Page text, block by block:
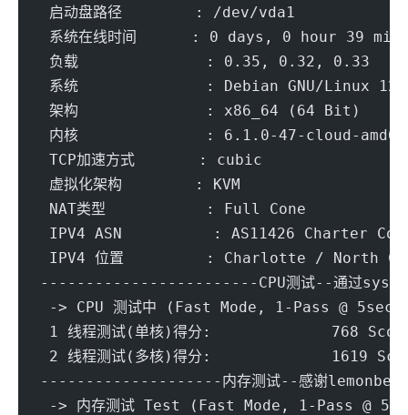
启动盘路径        : /dev/vda1
系统在线时间      : 0 days, 0 hour 39 min
负载              : 0.35, 0.32, 0.33
系统              : Debian GNU/Linux 12
架构              : x86_64 (64 Bit)
内核              : 6.1.0-47-cloud-amd64
TCP加速方式       : cubic
虚拟化架构        : KVM
NAT类型           : Full Cone
IPV4 ASN          : AS11426 Charter
IPV4 位置         : Charlotte / North
------------------------CPU测试--通过
-> CPU 测试中 (Fast Mode, 1-Pass @ 5sec)
1 线程测试(单核)得分: 		768
2 线程测试(多核)得分:
--------------------内存测试--感谢
-> 内存测试 Test (Fast Mode, 1-Pass @